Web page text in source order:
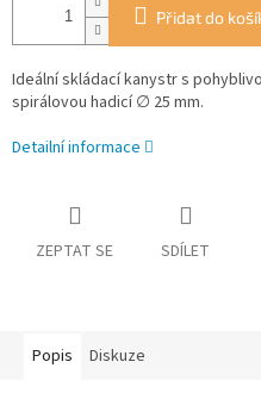
Přidat do
Ideální skládací kanystr s
spirálovou hadicí ∅ 25 mm.
Detailní informace
ZEPTAT SE SDÍLET
Popis Diskuze